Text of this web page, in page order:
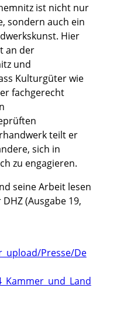
ist nicht nur
sondern auch ein
Hier
an der
und
Kulturgüter wie
fachgerecht
teilt er
sich in
zu engagieren.
seine Arbeit lesen
(Ausgabe 19,
Presse/De